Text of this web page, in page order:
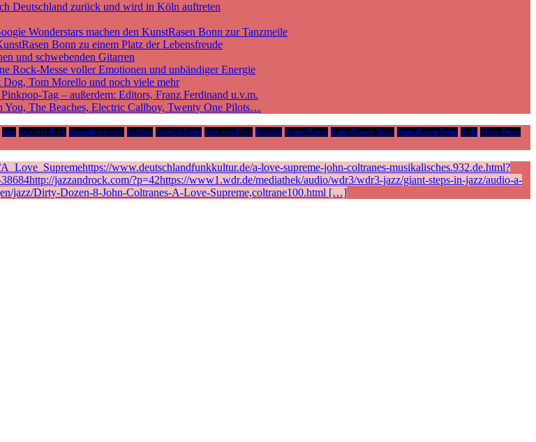
Deutschland zurück und wird in Köln auftreten
Wonderstars machen den KunstRasen Bonn zur Tanzmeile
Bonn zu einem Platz der Lebensfreude
und schwebenden Gitarren
Rock-Messe voller Emotionen und unbändiger Energie
Tom Morello und noch viele mehr
Tag – außerdem: Editors, Franz Ferdinand u.v.m.
You, The Beaches, Electric Callboy, Twenty One Pilots…
Jazz Jazz and Rock jazzandrock.com Jazzfest Jazzfest Bonn Jazz und Rock Konzert Kunst!Rasen Kunst!Rasen Bonn KunstRasen Bonn Köln Miles Davis
www.deutschlandfunkkultur.de/a-love-supreme-john-coltranes-musikalisches.932.de.html?
jazzandrock.com/?p=42https://www1.wdr.de/mediathek/audio/wdr3/wdr3-jazz/giant-steps-in-jazz/audio-a-
jazz/Dirty-Dozen-8-John-Coltranes-A-Love-Supreme,coltrane100.html […]